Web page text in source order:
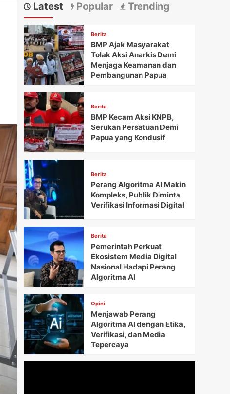
Latest Popular Trending
Berita
BMP Ajak Masyarakat
Tolak Aksi Anarkis Demi
Menjaga Keamanan dan
Pembangunan Papua
Berita
BMP Kecam Aksi KNPB,
Serukan Persatuan Demi
Papua yang Kondusif
Berita
Perang Algoritma AI Makin
Kompleks, Publik Diminta
Verifikasi Informasi Digital
Berita
Pemerintah Perkuat
Ekosistem Media Digital
Nasional Hadapi Perang
Algoritma AI
Opini
Menjawab Perang
Algoritma AI dengan Etika,
Verifikasi, dan Media
Tepercaya